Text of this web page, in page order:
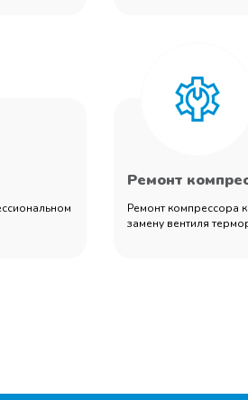
Ремонт
Ремонт компрессора
замену вентиля